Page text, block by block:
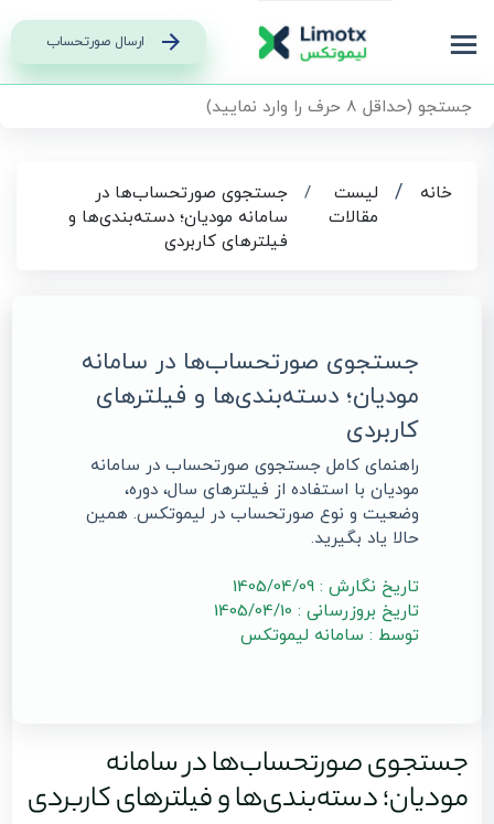
ارسال صورتحساب
خانه /
لیست
مقالات
/
جستجوی صورتحساب‌ها در
سامانه مودیان؛ دسته‌بندی‌ها و
فیلترهای کاربردی
جستجوی صورتحساب‌ها در سامانه
مودیان؛ دسته‌بندی‌ها و فیلترهای
کاربردی
راهنمای کامل جستجوی صورتحساب در سامانه
مودیان با استفاده از فیلترهای سال، دوره،
وضعیت و نوع صورتحساب در لیموتکس. همین
حالا یاد بگیرید.
تاریخ نگارش : 1405/04/09
تاریخ بروزرسانی : 1405/04/10
توسط : سامانه لیموتکس
جستجوی صورتحساب‌ها در سامانه
مودیان؛ دسته‌بندی‌ها و فیلترهای کاربردی